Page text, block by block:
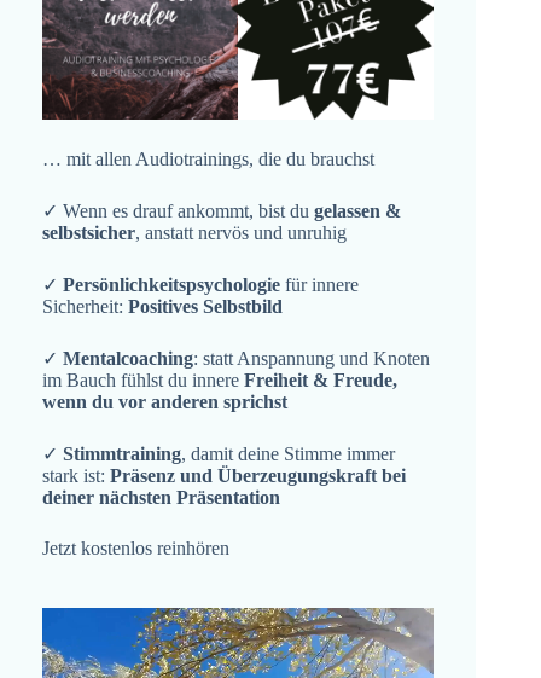
… mit allen Audiotrainings, die du brauchst
✓ Wenn es drauf ankommt, bist du gelassen &
selbstsicher, anstatt nervös und unruhig
✓ Persönlichkeitspsychologie für innere
Sicherheit: Positives Selbstbild
✓ Mentalcoaching: statt Anspannung und Knoten
im Bauch fühlst du innere Freiheit & Freude,
wenn du vor anderen sprichst
✓ Stimmtraining, damit deine Stimme immer
stark ist: Präsenz und Überzeugungskraft bei
deiner nächsten Präsentation
Jetzt kostenlos reinhören